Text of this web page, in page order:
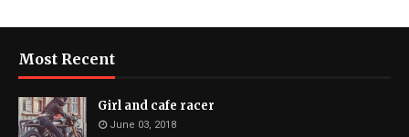
Most Recent
Girl and cafe racer
June 03, 2018